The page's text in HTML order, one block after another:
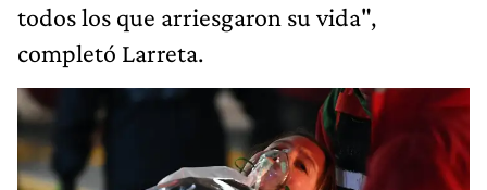
todos los que arriesgaron su vida",
completó Larreta.